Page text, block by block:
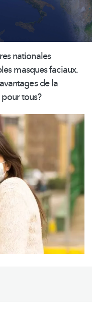
nationales
masques faciaux.
de la
tous?